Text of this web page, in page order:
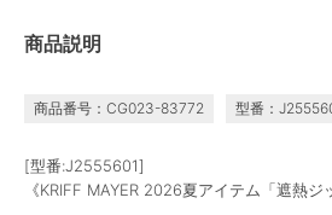
商品説明
商品番号：CG023-83772 型番：
[型番:J2555601]
《KRIFF MAYER 2026夏アイテム「遮熱ジ